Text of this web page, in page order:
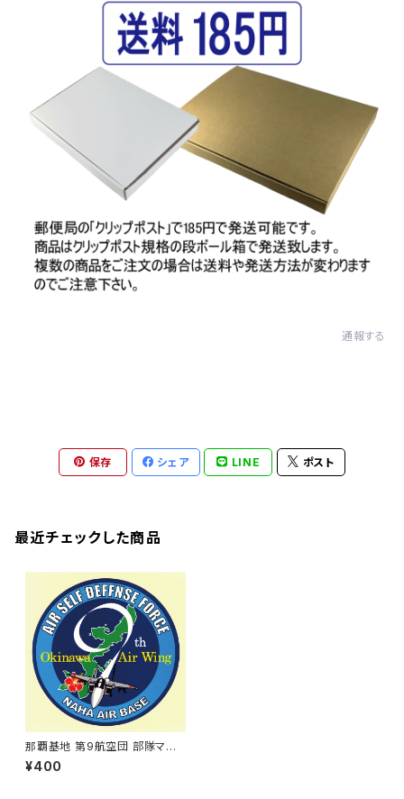
通報する
保存 シェア LINE ポスト
最近チェックした商品
那覇基地 第9航空団 部隊マー
クステッカー
¥400